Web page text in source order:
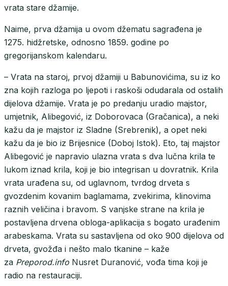
vrata stare džamije.
Naime, prva džamija u ovom džematu sagrađena je
1275. hidžretske, odnosno 1859. godine po
gregorijanskom kalendaru.
– Vrata na staroj, prvoj džamiji u Babunovićima, su iz ko
zna kojih razloga po ljepoti i raskoši odudarala od ostalih
dijelova džamije. Vrata je po predanju uradio majstor,
umjetnik, Alibegović, iz Doborovaca (Gračanica), a neki
kažu da je majstor iz Sladne (Srebrenik), a opet neki
kažu da je bio iz Brijesnice (Doboj Istok). Eto, taj majstor
Alibegović je napravio ulazna vrata s dva lučna krila te
lukom iznad krila, koji je bio integrisan u dovratnik. Krila
vrata urađena su, od uglavnom, tvrdog drveta s
gvozdenim kovanim baglamama, zvekirima, klinovima
raznih veličina i bravom. S vanjske strane na krila je
postavljena drvena obloga-aplikacija s bogato urađenim
arabeskama. Vrata su sastavljena od oko 900 dijelova od
drveta, gvožđa i nešto malo tkanine – kaže
za Preporod.info Nusret Duranović, vođa tima koji je
radio na restauraciji.